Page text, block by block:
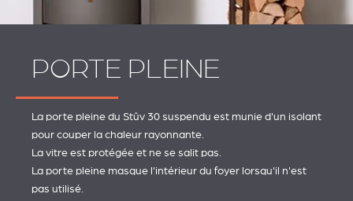
PORTE PLEINE
La porte pleine du Stûv 30 suspendu est munie d'un isolant
pour couper la chaleur rayonnante.
La vitre est protégée et ne se salit pas.
La porte pleine masque l'intérieur du foyer lorsqu'il n'est
pas utilisé.